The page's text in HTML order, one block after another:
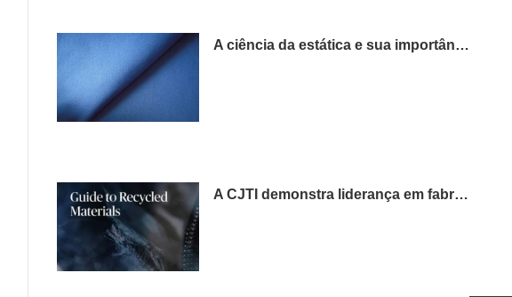
A ciência da estática e sua importância em roupas de trabalho.
A CJTI demonstra liderança em fabricação sustentável com inovação têxtil certificada como ecologicamente correta.